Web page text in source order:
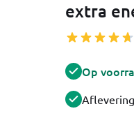
extra
Op